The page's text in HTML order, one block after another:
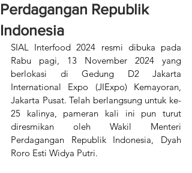
Perdagangan Republik
Indonesia
SIAL Interfood 2024 resmi dibuka pada
Rabu pagi, 13 November 2024 yang
berlokasi di Gedung D2 Jakarta
International Expo (JIExpo) Kemayoran,
Jakarta Pusat. Telah berlangsung untuk ke-
25 kalinya, pameran kali ini pun turut
diresmikan oleh Wakil Menteri
Perdagangan Republik Indonesia, Dyah
Roro Esti Widya Putri.